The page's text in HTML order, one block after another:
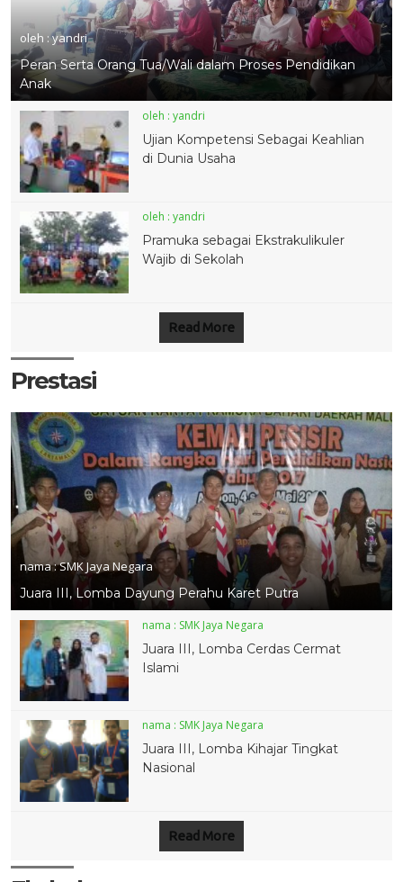
oleh : yandri
Peran Serta Orang Tua/Wali dalam Proses Pendidikan
Anak
oleh : yandri
Ujian Kompetensi Sebagai Keahlian
di Dunia Usaha
oleh : yandri
Pramuka sebagai Ekstrakulikuler
Wajib di Sekolah
Read More
Prestasi
nama :SMK Jaya Negara
Juara III, Lomba Dayung Perahu Karet Putra
nama : SMK Jaya Negara
Juara III, Lomba Cerdas Cermat
Islami
nama : SMK Jaya Negara
Juara III, Lomba Kihajar Tingkat
Nasional
Read More
25 SEP 2018
12 SEP 2017